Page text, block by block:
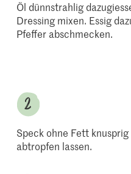
Öl dünnstrahlig
Dressing mixen. Essig
Pfeffer abschmecken.
Speck ohne Fett
abtropfen lassen.